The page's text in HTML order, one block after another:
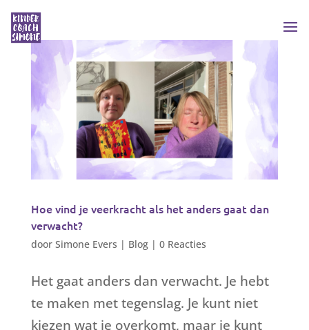
Hoe vind je veerkracht als het anders gaat dan
verwacht?
door Simone Evers | Blog| 0 Reacties
Het gaat anders dan verwacht. Je hebt
te maken met tegenslag. Je kunt niet
kiezen wat je overkomt, maar je kunt